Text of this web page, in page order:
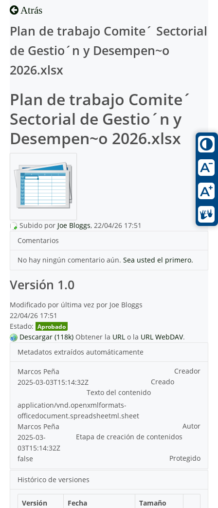
Atrás
Plan de trabajo Comite´ Sectorial
de Gestio´n y Desempen~o
2026.xlsx
Plan de trabajo Comite´
Sectorial de Gestio´n y
Desempen~o 2026.xlsx
Subido por Joe Bloggs, 22/04/26 17:51
Comentarios
No hay ningún comentario aún. Sea usted el primero.
Versión 1.0
Modificado por última vez por Joe Bloggs
22/04/26 17:51
Estado: Aprobado
Descargar (118k) Obtener la URL o la URL WebDAV.
Metadatos extraídos automáticamente
Creador
Marcos Peña
Creado
2025-03-03T15:14:32Z
Texto del contenido
application/vnd.openxmlformats-
officedocument.spreadsheetml.sheet
Autor
Marcos Peña
Etapa de creación de contenidos
2025-03-
03T15:14:32Z
Protegido
false
Histórico de versiones
Versión Fecha
Tamaño